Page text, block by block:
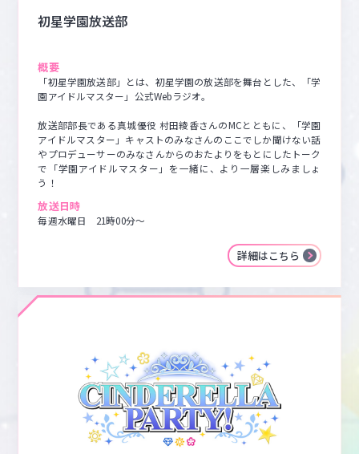
初星学園放送部
概要
「初星学園放送部」とは、初星学園の放送部を舞台とした、「学
園アイドルマスター」公式Webラジオ。
放送部部長である真城優役 村田綾香さんのMCとともに、「学園
アイドルマスター」キャストのみなさんのここでしか聞けない話
やプロデューサーのみなさんからのおたよりをもとにしたトーク
で「学園アイドルマスター」を一緒に、より一層楽しみましょ
う！
放送日時
毎週水曜日　21時00分～
詳細はこちら